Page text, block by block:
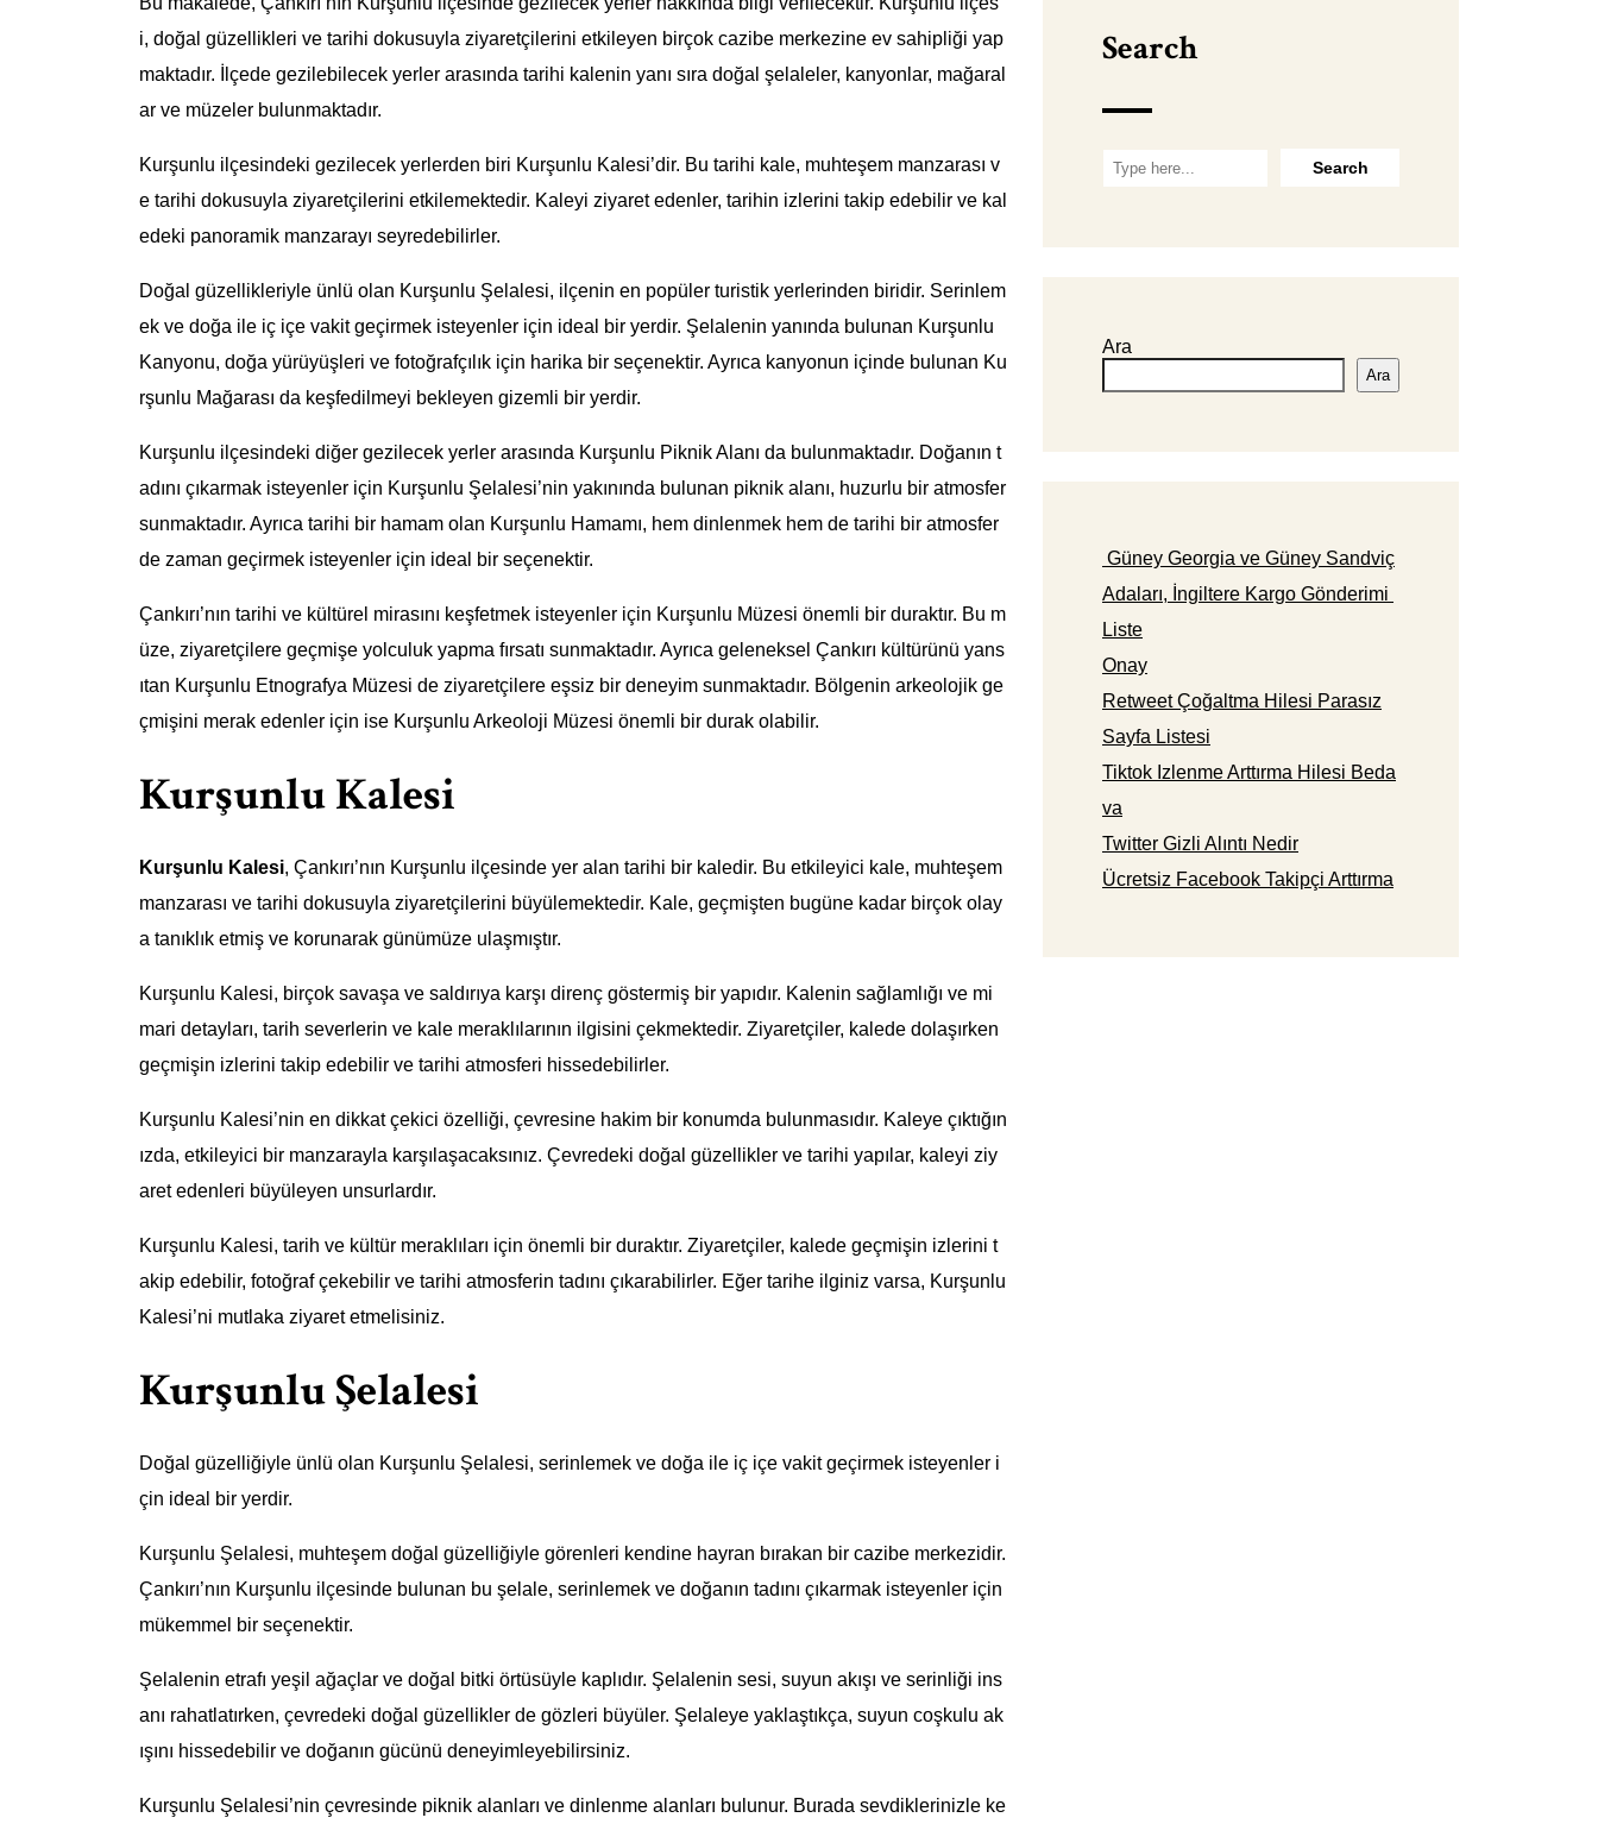
i, doğal güzellikleri ve tarihi dokusuyla ziyaretçilerini etkileyen birçok cazibe merkezine ev sahipliği yap
maktadır. İlçede gezilebilecek yerler arasında tarihi kalenin yanı sıra doğal şelaleler, kanyonlar, mağaral
ar ve müzeler bulunmaktadır.
Kurşunlu ilçesindeki gezilecek yerlerden biri Kurşunlu Kalesi’dir. Bu tarihi kale, muhteşem manzarası v
e tarihi dokusuyla ziyaretçilerini etkilemektedir. Kaleyi ziyaret edenler, tarihin izlerini takip edebilir ve kal
edeki panoramik manzarayı seyredebilirler.
Doğal güzellikleriyle ünlü olan Kurşunlu Şelalesi, ilçenin en popüler turistik yerlerinden biridir. Serinlem
ek ve doğa ile iç içe vakit geçirmek isteyenler için ideal bir yerdir. Şelalenin yanında bulunan Kurşunlu
Kanyonu, doğa yürüyüşleri ve fotoğrafçılık için harika bir seçenektir. Ayrıca kanyonun içinde bulunan Ku
rşunlu Mağarası da keşfedilmeyi bekleyen gizemli bir yerdir.
Kurşunlu ilçesindeki diğer gezilecek yerler arasında Kurşunlu Piknik Alanı da bulunmaktadır. Doğanın t
adını çıkarmak isteyenler için Kurşunlu Şelalesi’nin yakınında bulunan piknik alanı, huzurlu bir atmosfer
sunmaktadır. Ayrıca tarihi bir hamam olan Kurşunlu Hamamı, hem dinlenmek hem de tarihi bir atmosfer
de zaman geçirmek isteyenler için ideal bir seçenektir.
Çankırı’nın tarihi ve kültürel mirasını keşfetmek isteyenler için Kurşunlu Müzesi önemli bir duraktır. Bu m
üze, ziyaretçilere geçmişe yolculuk yapma fırsatı sunmaktadır. Ayrıca geleneksel Çankırı kültürünü yans
ıtan Kurşunlu Etnografya Müzesi de ziyaretçilere eşsiz bir deneyim sunmaktadır. Bölgenin arkeolojik ge
çmişini merak edenler için ise Kurşunlu Arkeoloji Müzesi önemli bir durak olabilir.
Kurşunlu Kalesi
Kurşunlu Kalesi, Çankırı’nın Kurşunlu ilçesinde yer alan tarihi bir kaledir. Bu etkileyici kale, muhteşem
manzarası ve tarihi dokusuyla ziyaretçilerini büyülemektedir. Kale, geçmişten bugüne kadar birçok olay
a tanıklık etmiş ve korunarak günümüze ulaşmıştır.
Kurşunlu Kalesi, birçok savaşa ve saldırıya karşı direnç göstermiş bir yapıdır. Kalenin sağlamlığı ve mi
mari detayları, tarih severlerin ve kale meraklılarının ilgisini çekmektedir. Ziyaretçiler, kalede dolaşırken
geçmişin izlerini takip edebilir ve tarihi atmosferi hissedebilirler.
Kurşunlu Kalesi’nin en dikkat çekici özelliği, çevresine hakim bir konumda bulunmasıdır. Kaleye çıktığın
ızda, etkileyici bir manzarayla karşılaşacaksınız. Çevredeki doğal güzellikler ve tarihi yapılar, kaleyi ziy
aret edenleri büyüleyen unsurlardır.
Kurşunlu Kalesi, tarih ve kültür meraklıları için önemli bir duraktır. Ziyaretçiler, kalede geçmişin izlerini t
akip edebilir, fotoğraf çekebilir ve tarihi atmosferin tadını çıkarabilirler. Eğer tarihe ilginiz varsa, Kurşunlu
Kalesi’ni mutlaka ziyaret etmelisiniz.
Kurşunlu Şelalesi
Doğal güzelliğiyle ünlü olan Kurşunlu Şelalesi, serinlemek ve doğa ile iç içe vakit geçirmek isteyenler i
çin ideal bir yerdir.
Kurşunlu Şelalesi, muhteşem doğal güzelliğiyle görenleri kendine hayran bırakan bir cazibe merkezidir.
Çankırı’nın Kurşunlu ilçesinde bulunan bu şelale, serinlemek ve doğanın tadını çıkarmak isteyenler için
mükemmel bir seçenektir.
Şelalenin etrafı yeşil ağaçlar ve doğal bitki örtüsüyle kaplıdır. Şelalenin sesi, suyun akışı ve serinliği ins
anı rahatlatırken, çevredeki doğal güzellikler de gözleri büyüler. Şelaleye yaklaştıkça, suyun coşkulu ak
ışını hissedebilir ve doğanın gücünü deneyimleyebilirsiniz.
Kurşunlu Şelalesi’nin çevresinde piknik alanları ve dinlenme alanları bulunur. Burada sevdiklerinizle ke
Search
Ara
Ara
Güney Georgia ve Güney Sandviç
Adaları, İngiltere Kargo Gönderimi
Liste
Onay
Retweet Çoğaltma Hilesi Parasız
Sayfa Listesi
Tiktok Izlenme Arttırma Hilesi Beda
va
Twitter Gizli Alıntı Nedir
Ücretsiz Facebook Takipçi Arttırma